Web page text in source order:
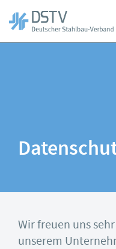
Wir freuen uns
unserem